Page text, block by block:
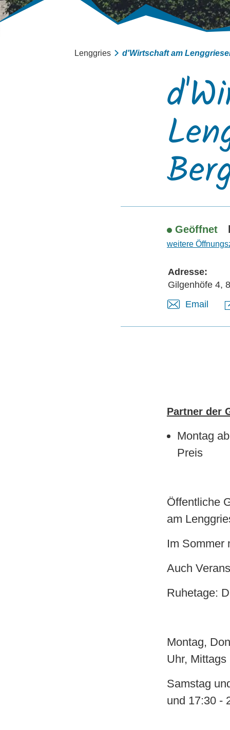
Lenggries d'Wirtschaft am
Geöffnet
weitere
Adresse:
Gilgenhöfe 4,
Email
Partner der
Montag
Preis
Öffentliche
am
Im Sommer
Auch
Ruhetage:
Montag,
Uhr,
Samstag
und 17:30 -